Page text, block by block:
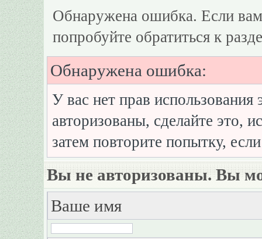
Обнаружена ошибка. Если
попробуйте обратиться к
Обнаружена ошибка:
У вас нет прав
авторизованы, сделайте это,
затем повторите попытку,
Вы не авторизованы. Вы
Ваше имя